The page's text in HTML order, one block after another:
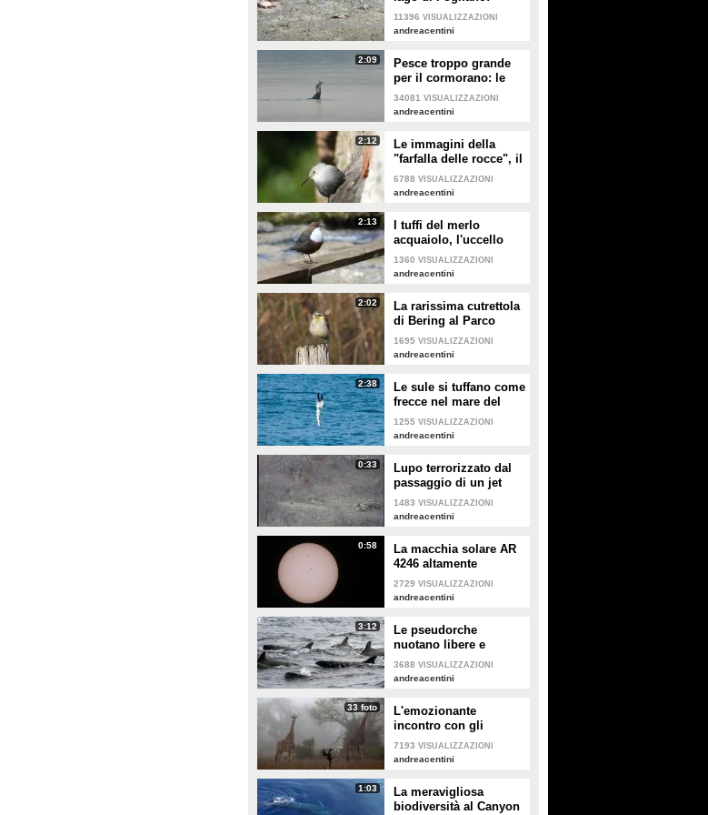
migliaia di carcasse
nei pressi di Rio
11396 VISUALIZZAZIONI
andreacentini
2:09
Pesce troppo grande
per il cormorano: le
immagini della
predazione estrema al
Circeo
34081 VISUALIZZAZIONI
andreacentini
2:12
Le immagini della
"farfalla delle rocce", il
bellissimo e raro
picchio muraiolo
6788 VISUALIZZAZIONI
andreacentini
2:13
I tuffi del merlo
acquaiolo, l'uccello
che sfida i fiumi rapidi
e gelati per catturare le
1360 VISUALIZZAZIONI
andreacentini
2:02
La rarissima cutrettola
di Bering al Parco
Nazionale del Circeo:
le bellissime immagini
1695 VISUALIZZAZIONI
andreacentini
2:38
Le sule si tuffano come
frecce nel mare del
Circeo: le immagini
spettacolari
1255 VISUALIZZAZIONI
andreacentini
0:33
Lupo terrorizzato dal
passaggio di un jet
militare: la reazione
dell'animale
1483 VISUALIZZAZIONI
andreacentini
0:58
La macchia solare AR
4246 altamente
instabile e pronta a
esplodere
2729 VISUALIZZAZIONI
andreacentini
3:12
Le pseudorche
nuotano libere e
selvagge nell'Oceano
Atlantico: le splendide
3688 VISUALIZZAZIONI
andreacentini
33 foto
L'emozionante
incontro con gli
animali della savana
africana, liberi e
foto
7193 VISUALIZZAZIONI
andreacentini
1:03
La meravigliosa
biodiversità al Canyon